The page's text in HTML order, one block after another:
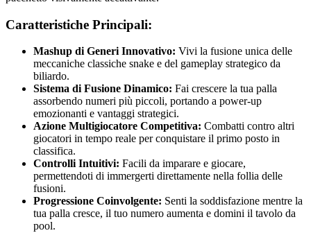
Caratteristiche Principali:
Mashup di Generi Innovativo: Vivi la fusione unica delle
meccaniche classiche snake e del gameplay strategico da
biliardo.
Sistema di Fusione Dinamico: Fai crescere la tua palla
assorbendo numeri più piccoli, portando a power-up
emozionanti e vantaggi strategici.
Azione Multigiocatore Competitiva: Combatti contro altri
giocatori in tempo reale per conquistare il primo posto in
classifica.
Controlli Intuitivi: Facili da imparare e giocare,
permettendoti di immergerti direttamente nella follia delle
fusioni.
Progressione Coinvolgente: Senti la soddisfazione mentre la
tua palla cresce, il tuo numero aumenta e domini il tavolo da
pool.